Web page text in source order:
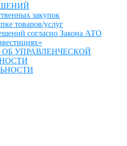
закупок
товаров/услуг
согласно Закона АТО
УПРАВЛЕНЧЕСКОЙ